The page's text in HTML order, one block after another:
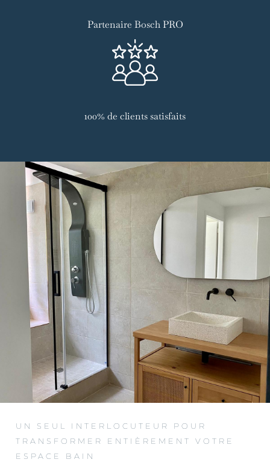
Partenaire Bosch PRO
100% de clients satisfaits
UN SEUL INTERLOCUTEUR POUR
TRANSFORMER ENTIÈREMENT VOTRE
ESPACE BAIN